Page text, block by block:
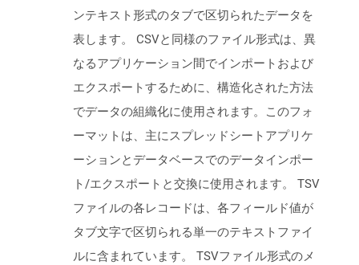
ンテキスト形式のタブで区切られたデータを
表します。 CSVと同様のファイル形式は、異
なるアプリケーション間でインポートおよび
エクスポートするために、構造化された方法
でデータの組織化に使用されます。このフォ
ーマットは、主にスプレッドシートアプリケ
ーションとデータベースでのデータインポー
ト/エクスポートと交換に使用されます。 TSV
ファイルの各レコードは、各フィールド値が
タブ文字で区切られる単一のテキストファイ
ルに含まれています。 TSVファイル形式のメ